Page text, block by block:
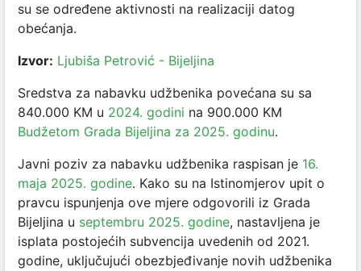
su se određene aktivnosti na realizaciji datog
obećanja.
Izvor: Ljubiša Petrović - Bijeljina
Sredstva za nabavku udžbenika povećana su sa
840.000 KM u 2024. godini na 900.000 KM
Budžetom Grada Bijeljina za 2025. godinu.
Javni poziv za nabavku udžbenika raspisan je 16.
maja 2025. godine. Kako su na Istinomjerov upit o
pravcu ispunjenja ove mjere odgovorili iz Grada
Bijeljina u septembru 2025. godine, nastavljena je
isplata postojećih subvencija uvedenih od 2021.
godine, uključujući obezbjeđivanje novih udžbenika